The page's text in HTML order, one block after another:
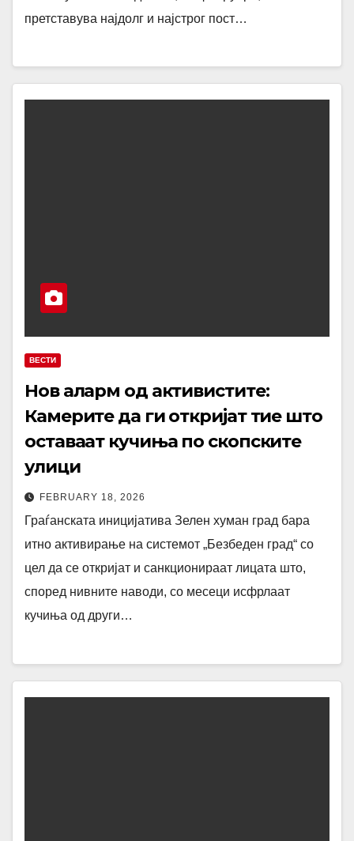
претставува најдолг и најстрог пост…
ВЕСТИ
Нов аларм од активистите:
Камерите да ги откријат тие што
оставаат кучиња по скопските
улици
FEBRUARY 18, 2026
Граѓанската иницијатива Зелен хуман град бара
итно активирање на системот „Безбеден град“ со
цел да се откријат и санкционираат лицата што,
според нивните наводи, со месеци исфрлаат
кучиња од други…